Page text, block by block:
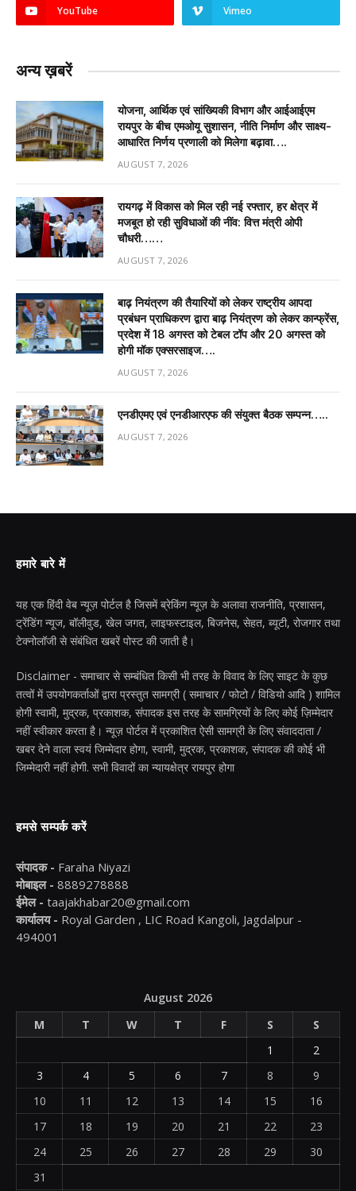
YouTube Vimeo
अन्य ख़बरें
योजना, आर्थिक एवं सांख्यिकी विभाग और आईआईएम
रायपुर के बीच एमओयू सुशासन, नीति निर्माण और साक्ष्य-
आधारित निर्णय प्रणाली को मिलेगा बढ़ावा….
AUGUST 7, 2026
रायगढ़ में विकास को मिल रही नई रफ्तार, हर क्षेत्र में
मजबूत हो रही सुविधाओं की नींव: वित्त मंत्री ओपी
चौधरी……
AUGUST 7, 2026
बाढ़ नियंत्रण की तैयारियों को लेकर राष्ट्रीय आपदा
प्रबंधन प्राधिकरण द्वारा बाढ़ नियंत्रण को लेकर कान्फ्रेंस,
प्रदेश में 18 अगस्त को टेबल टॉप और 20 अगस्त को
होगी मॉक एक्सरसाइज….
AUGUST 7, 2026
एनडीएमए एवं एनडीआरएफ की संयुक्त बैठक सम्पन्न…..
AUGUST 7, 2026
हमारे बारे में
यह एक हिंदी वेब न्यूज़ पोर्टल है जिसमें ब्रेकिंग न्यूज़ के अलावा राजनीति, प्रशासन,
ट्रेंडिंग न्यूज, बॉलीवुड, खेल जगत, लाइफस्टाइल, बिजनेस, सेहत, ब्यूटी, रोजगार तथा
टेक्नोलॉजी से संबंधित खबरें पोस्ट की जाती है।
Disclaimer - समाचार से सम्बंधित किसी भी तरह के विवाद के लिए साइट के कुछ
तत्वों में उपयोगकर्ताओं द्वारा प्रस्तुत सामग्री ( समाचार / फोटो / विडियो आदि ) शामिल
होगी स्वामी, मुद्रक, प्रकाशक, संपादक इस तरह के सामग्रियों के लिए कोई ज़िम्मेदार
नहीं स्वीकार करता है। न्यूज़ पोर्टल में प्रकाशित ऐसी सामग्री के लिए संवाददाता /
खबर देने वाला स्वयं जिम्मेदार होगा, स्वामी, मुद्रक, प्रकाशक, संपादक की कोई भी
जिम्मेदारी नहीं होगी. सभी विवादों का न्यायक्षेत्र रायपुर होगा
हमसे सम्पर्क करें
संपादक - Faraha Niyazi
मोबाइल - 8889278888
ईमेल - taajakhabar20@gmail.com
कार्यालय - Royal Garden , LIC Road Kangoli, Jagdalpur -
494001
August 2026
M
T W T F S
S
1
2
3
4 5 6 7 8
9
10
11 12 13 14 15
16
17
18 19 20 21 22
23
24
25 26 27 28 29
30
31